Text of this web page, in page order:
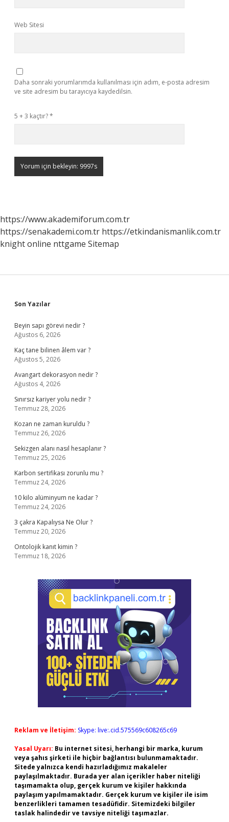
Web Sitesi
Daha sonraki yorumlarımda kullanılması için adım, e-posta adresim
ve site adresim bu tarayıcıya kaydedilsin.
5 + 3 kaçtır?*
https://www.akademiforum.com.tr
https://senakademi.com.tr https://etkindanismanlik.com.tr
knight online nttgame Sitemap
Sidebar
Son Yazılar
Beyin sapı görevi nedir ?
Ağustos 6, 2026
Kaç tane bilinen âlem var ?
Ağustos 5, 2026
Avangart dekorasyon nedir ?
Ağustos 4, 2026
Sınırsız kariyer yolu nedir ?
Temmuz 28, 2026
Kozan ne zaman kuruldu ?
Temmuz 26, 2026
Sekizgen alanı nasıl hesaplanır ?
Temmuz 25, 2026
Karbon sertifikası zorunlu mu ?
Temmuz 24, 2026
10 kilo alüminyum ne kadar ?
Temmuz 24, 2026
3 çakra Kapalıysa Ne Olur ?
Temmuz 20, 2026
Ontolojik kanıt kimin ?
Temmuz 18, 2026
Reklam ve İletişim: Skype: live:.cid.575569c608265c69
Yasal Uyarı: Bu internet sitesi, herhangi bir marka, kurum
veya şahıs şirketi ile hiçbir bağlantısı bulunmamaktadır.
Sitede yalnızca kendi hazırladığımız makaleler
paylaşılmaktadır. Burada yer alan içerikler haber niteliği
taşımamakta olup, gerçek kurum ve kişiler hakkında
paylaşım yapılmamaktadır. Gerçek kurum ve kişiler ile isim
benzerlikleri tamamen tesadüfidir. Sitemizdeki bilgiler
taslak halindedir ve tavsiye niteliği taşımazlar.